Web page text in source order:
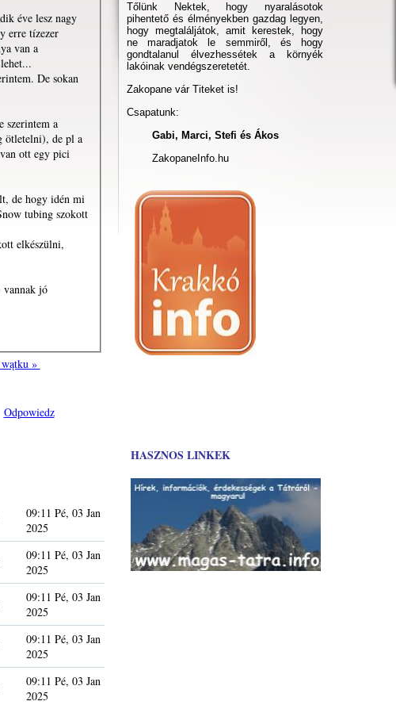
éve lesz nagy
erre tízezer
van a
De sokan
szerintem a
ötletelni), de pl a
ott egy pici
de hogy idén mi
tubing szokott
elkészülni,
vannak jó
»
Odpowiedz
09:11 Pé, 03 Jan
2025
09:11 Pé, 03 Jan
2025
09:11 Pé, 03 Jan
2025
09:11 Pé, 03 Jan
2025
09:11 Pé, 03 Jan
2025
Tőlünk Nektek, hogy nyaralásotok
pihentető és élményekben gazdag legyen,
hogy megtaláljátok, amit kerestek, hogy
ne maradjatok le semmiről, és hogy
gondtalanul élvezhessétek a környék
lakóinak vendégszeretetét.
Zakopane vár Titeket is!
Csapatunk:
Gabi, Marci, Stefi és Ákos
ZakopaneInfo.hu
HASZNOS LINKEK